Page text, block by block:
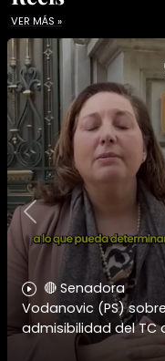
VER MÁS »
🔴 Senadora
Vodanovic (PS) sobre
admisibilidad del TC
requerimientos por
Previous